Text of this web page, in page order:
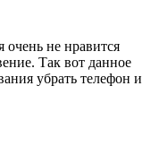
очень не нравится
Так вот данное
убрать телефон и